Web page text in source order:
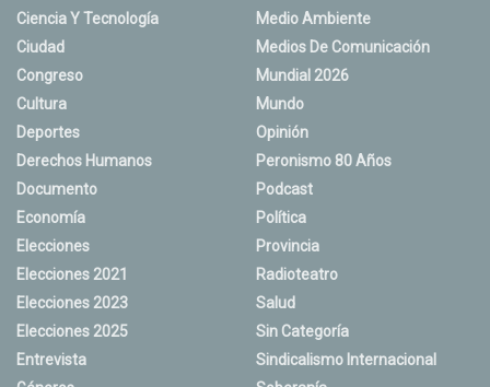
Ciencia Y Tecnología
Ciudad
Congreso
Cultura
Deportes
Derechos Humanos
Documento
Economía
Elecciones
Elecciones 2021
Elecciones 2023
Elecciones 2025
Entrevista
Medio Ambiente
Medios De Comunicación
Mundial 2026
Mundo
Opinión
Peronismo 80 Años
Podcast
Política
Provincia
Radioteatro
Salud
Sin Categoría
Sindicalismo Internacional